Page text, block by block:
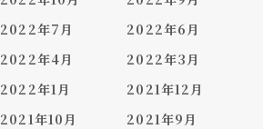
2022年7月
2022年6月
2022年4月
2022年3月
2022年1月
2021年12月
2021年10月
2021年9月